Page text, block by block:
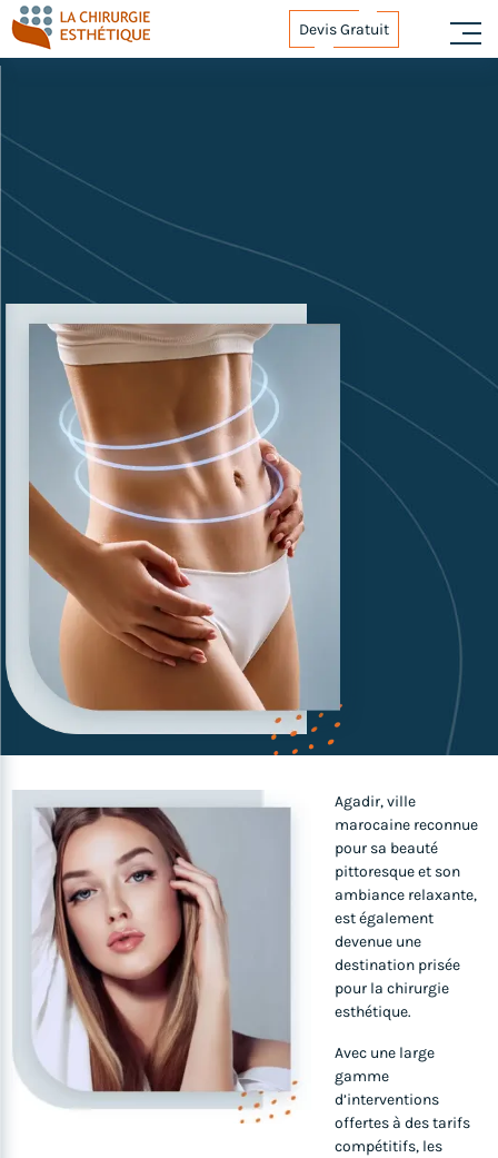
Devis Gratuit
Agadir, ville
marocaine reconnue
pour sa beauté
pittoresque et son
ambiance relaxante,
est également
devenue une
destination prisée
pour la chirurgie
esthétique.
Avec une large
gamme
d’interventions
offertes à des tarifs
compétitifs, les